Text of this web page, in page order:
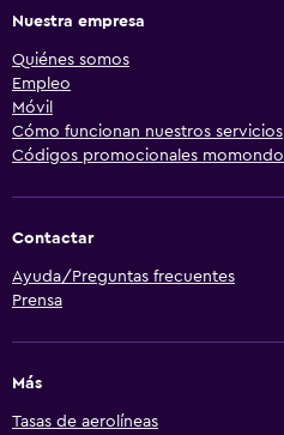
Nuestra empresa
Quiénes somos
Empleo
Móvil
Cómo funcionan nuestros servicios
Códigos promocionales momondo
Contactar
Ayuda/Preguntas frecuentes
Prensa
Más
Tasas de aerolíneas